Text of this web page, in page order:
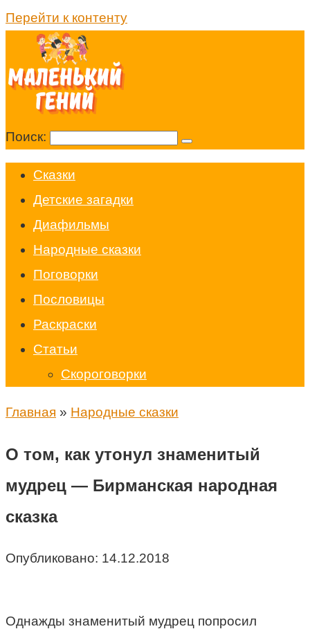
Перейти к контенту
Поиск:
Cказки
Детские загадки
Диафильмы
Народные сказки
Поговорки
Пословицы
Раскраски
Статьи
Скороговорки
Главная » Народные сказки
О том, как утонул знаменитый
мудрец — Бирманская народная
сказка
Опубликовано: 14.12.2018
Однажды знаменитый мудрец попросил